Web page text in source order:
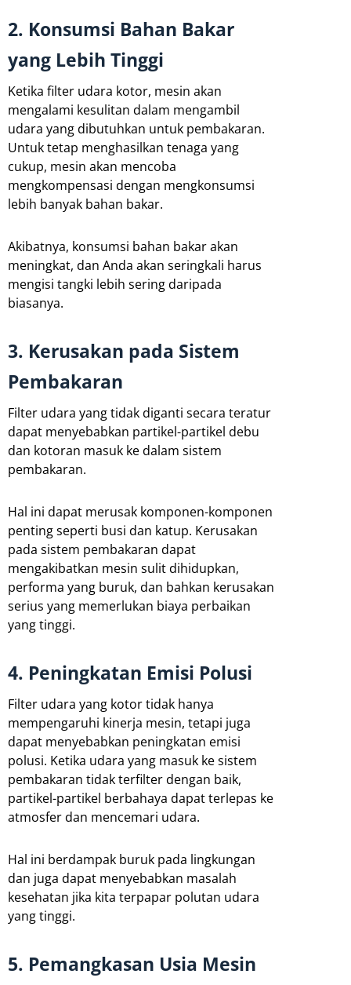
2. Konsumsi Bahan Bakar
yang Lebih Tinggi
Ketika filter udara kotor, mesin akan
mengalami kesulitan dalam mengambil
udara yang dibutuhkan untuk pembakaran.
Untuk tetap menghasilkan tenaga yang
cukup, mesin akan mencoba
mengkompensasi dengan mengkonsumsi
lebih banyak bahan bakar.
Akibatnya, konsumsi bahan bakar akan
meningkat, dan Anda akan seringkali harus
mengisi tangki lebih sering daripada
biasanya.
3. Kerusakan pada Sistem
Pembakaran
Filter udara yang tidak diganti secara teratur
dapat menyebabkan partikel-partikel debu
dan kotoran masuk ke dalam sistem
pembakaran.
Hal ini dapat merusak komponen-komponen
penting seperti busi dan katup. Kerusakan
pada sistem pembakaran dapat
mengakibatkan mesin sulit dihidupkan,
performa yang buruk, dan bahkan kerusakan
serius yang memerlukan biaya perbaikan
yang tinggi.
4. Peningkatan Emisi Polusi
Filter udara yang kotor tidak hanya
mempengaruhi kinerja mesin, tetapi juga
dapat menyebabkan peningkatan emisi
polusi. Ketika udara yang masuk ke sistem
pembakaran tidak terfilter dengan baik,
partikel-partikel berbahaya dapat terlepas ke
atmosfer dan mencemari udara.
Hal ini berdampak buruk pada lingkungan
dan juga dapat menyebabkan masalah
kesehatan jika kita terpapar polutan udara
yang tinggi.
5. Pemangkasan Usia Mesin